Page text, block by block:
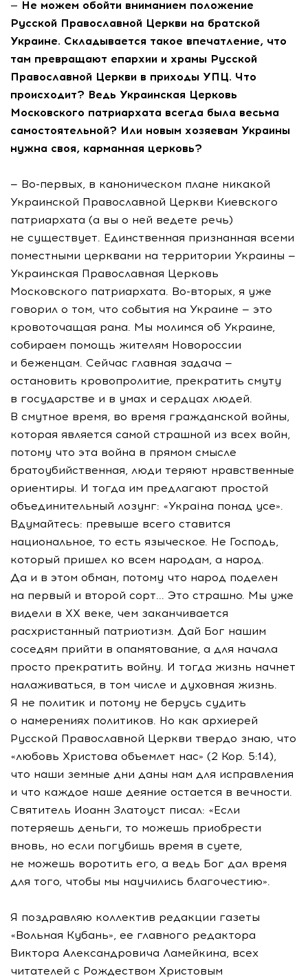
— Не можем обойти вниманием положение
Русской Православной Церкви на братской
Украине. Складывается такое впечатление, что
там превращают епархии и храмы Русской
Православной Церкви в приходы УПЦ. Что
происходит? Ведь Украинская Церковь
Московского патриархата всегда была весьма
самостоятельной? Или новым хозяевам Украины
нужна своя, карманная церковь?
— Во-первых, в каноническом плане никакой
Украинской Православной Церкви Киевского
патриархата (а вы о ней ведете речь)
не существует. Единственная признанная всеми
поместными церквами на территории Украины —
Украинская Православная Церковь
Московского патриархата. Во-вторых, я уже
говорил о том, что события на Украине — это
кровоточащая рана. Мы молимся об Украине,
собираем помощь жителям Новороссии
и беженцам. Сейчас главная задача —
остановить кровопролитие, прекратить смуту
в государстве и в умах и сердцах людей.
В смутное время, во время гражданской войны,
которая является самой страшной из всех войн,
потому что эта война в прямом смысле
братоубийственная, люди теряют нравственные
ориентиры. И тогда им предлагают простой
объединительный лозунг: «Украiна понад усе».
Вдумайтесь: превыше всего ставится
национальное, то есть языческое. Не Господь,
который пришел ко всем народам, а народ.
Да и в этом обман, потому что народ поделен
на первый и второй сорт... Это страшно. Мы уже
видели в XX веке, чем заканчивается
расхристанный патриотизм. Дай Бог нашим
соседям прийти в опамятование, а для начала
просто прекратить войну. И тогда жизнь начнет
налаживаться, в том числе и духовная жизнь.
Я не политик и потому не берусь судить
о намерениях политиков. Но как архиерей
Русской Православной Церкви твердо знаю, что
«любовь Христова объемлет нас» (2 Кор. 5:14),
что наши земные дни даны нам для исправления
и что каждое наше деяние остается в вечности.
Святитель Иоанн Златоуст писал: «Если
потеряешь деньги, то можешь приобрести
вновь, но если погубишь время в суете,
не можешь воротить его, а ведь Бог дал время
для того, чтобы мы научились благочестию».
Я поздравляю коллектив редакции газеты
«Вольная Кубань», ее главного редактора
Виктора Александровича Ламейкина, всех
читателей с Рождеством Христовым